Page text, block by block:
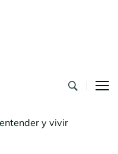
y vivir